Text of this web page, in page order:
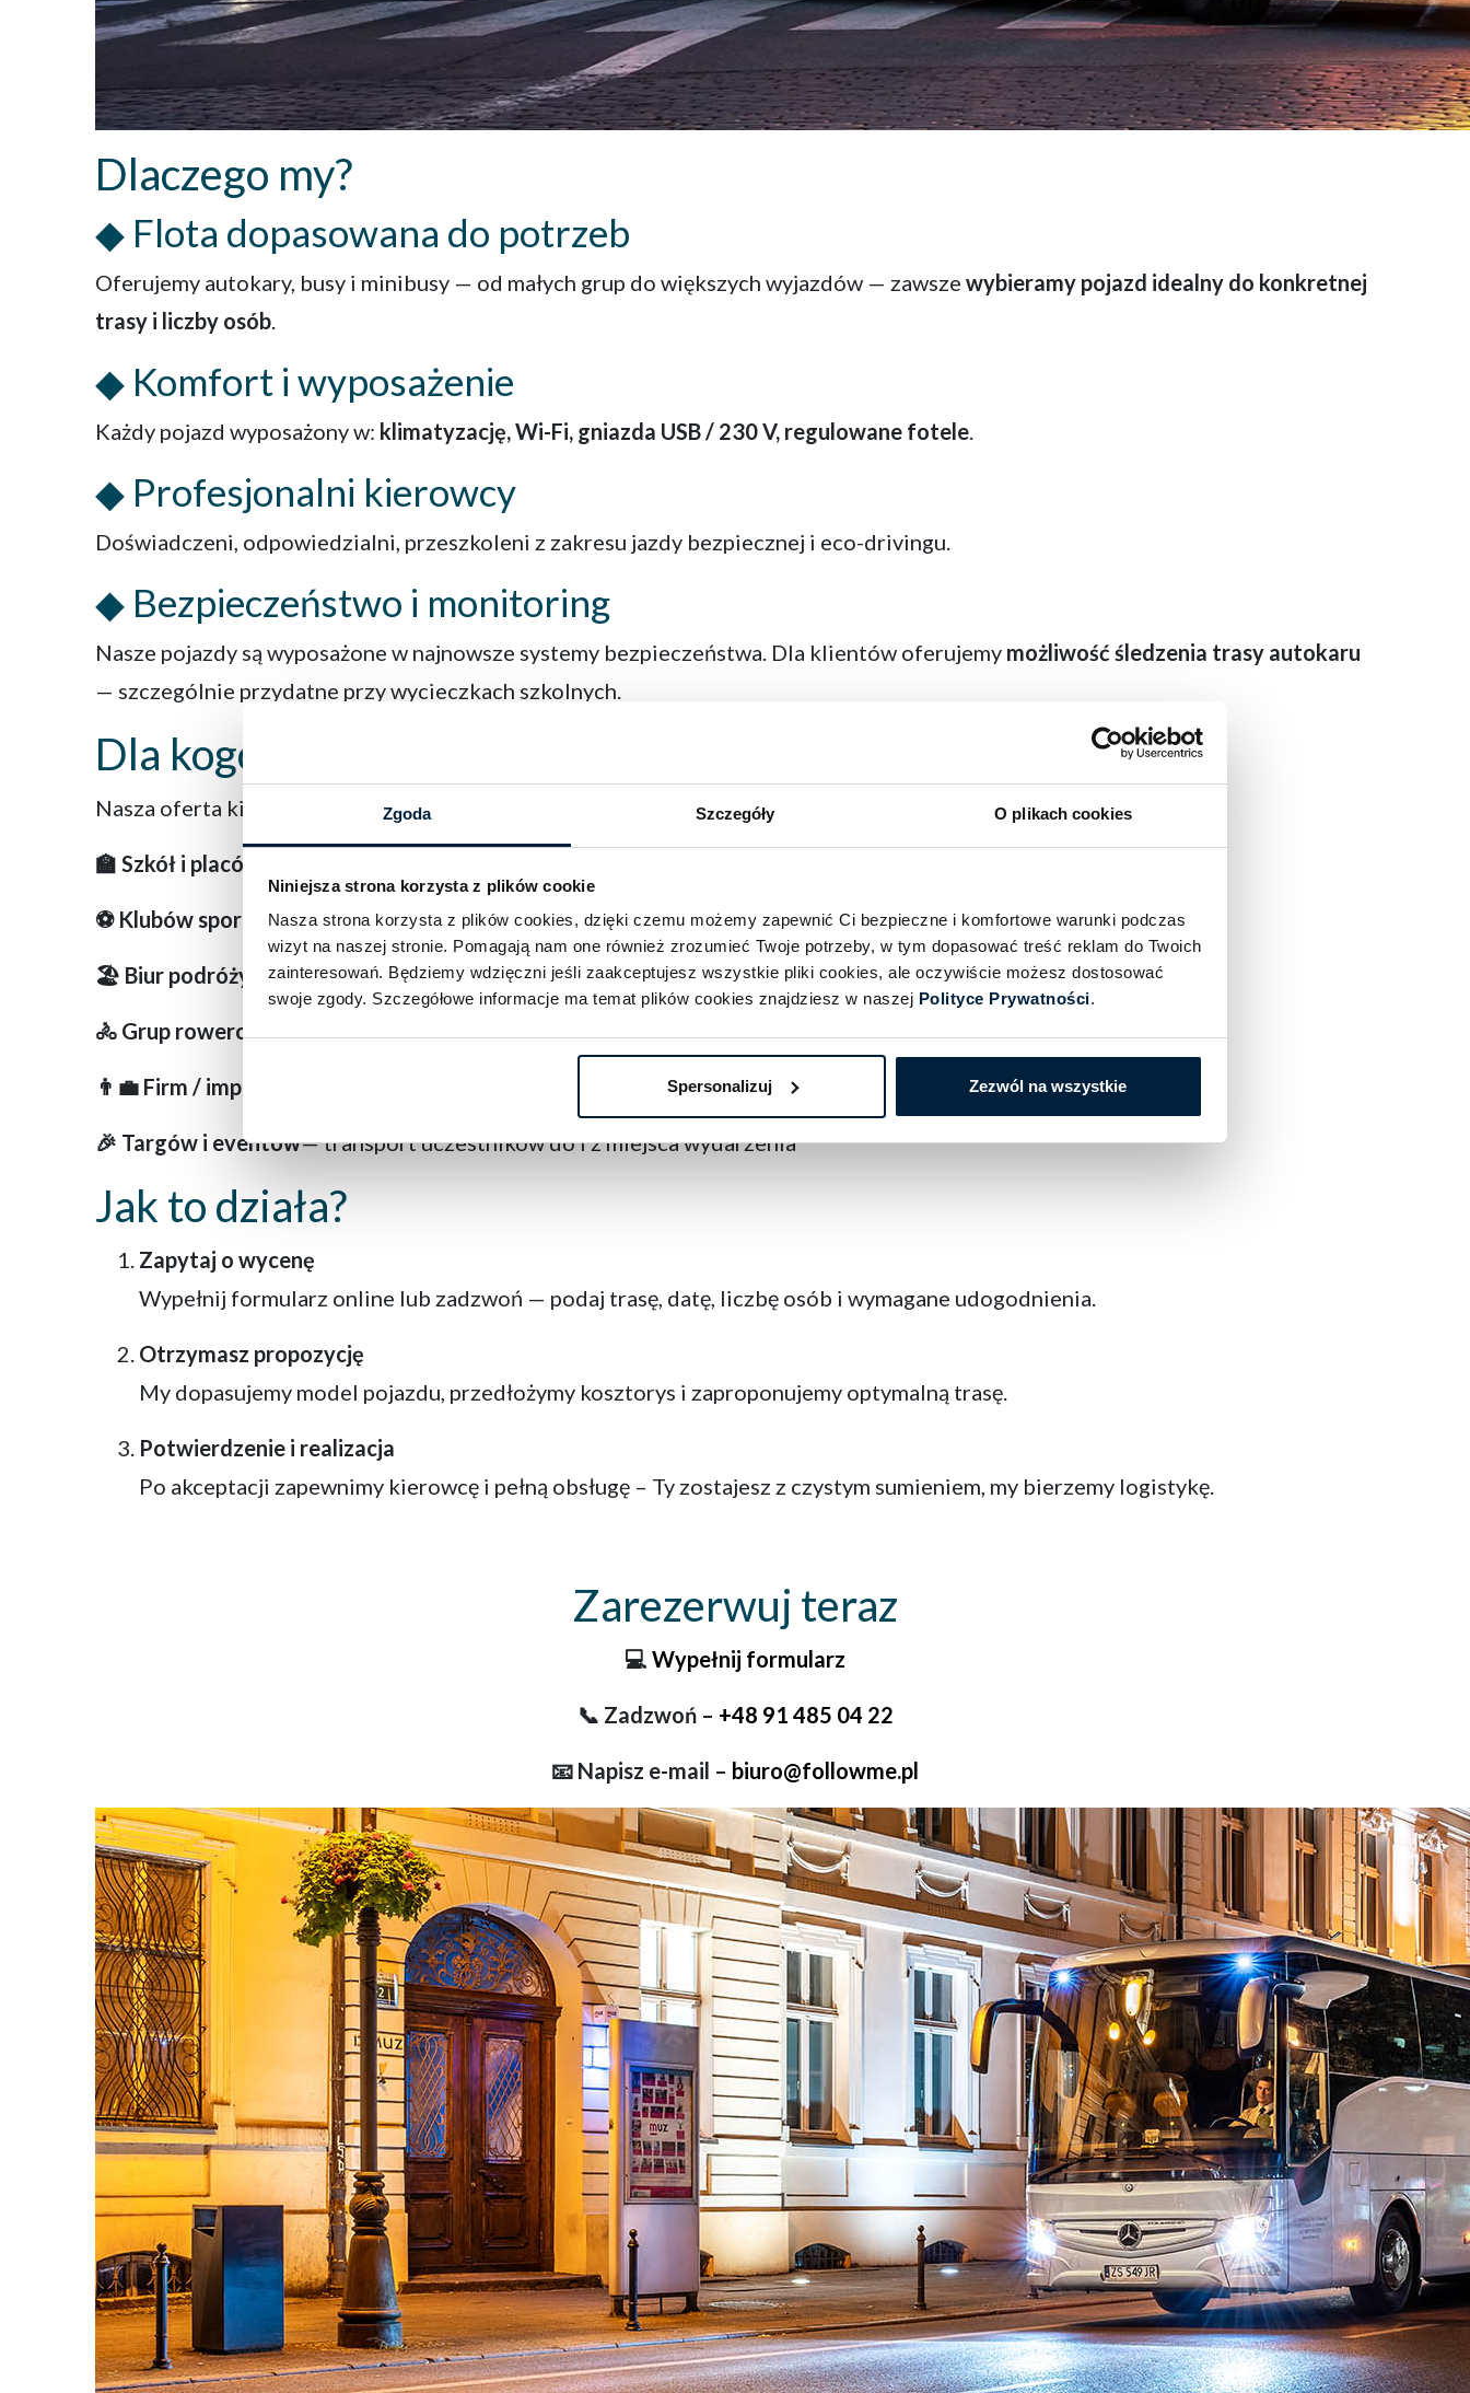
Zgoda Szczegóły O plikach cookies
Niniejsza strona korzysta z plików cookie
Nasza strona korzysta z plików cookies, dzięki czemu możemy zapewnić Ci bezpieczne i komfortowe warunki podczas
wizyt na naszej stronie. Pomagają nam one również zrozumieć Twoje potrzeby, w tym dopasować treść reklam do Twoich
zainteresowań. Będziemy wdzięczni jeśli zaakceptujesz wszystkie pliki cookies, ale oczywiście możesz dostosować
swoje zgody. Szczegółowe informacje ma temat plików cookies znajdziesz w naszej Polityce Prywatności.
Spersonalizuj Zezwól na wszystkie
Dlaczego my?
◆ Flota dopasowana do potrzeb
Oferujemy autokary, busy i minibusy — od małych grup do większych wyjazdów — zawsze wybieramy pojazd idealny do konkretnej
trasy i liczby osób.
◆ Komfort i wyposażenie
Każdy pojazd wyposażony w: klimatyzację, Wi-Fi, gniazda USB / 230 V, regulowane fotele.
◆ Profesjonalni kierowcy
Doświadczeni, odpowiedzialni, przeszkoleni z zakresu jazdy bezpiecznej i eco-drivingu.
◆ Bezpieczeństwo i monitoring
Nasze pojazdy są wyposażone w najnowsze systemy bezpieczeństwa. Dla klientów oferujemy możliwość śledzenia trasy autokaru
— szczególnie przydatne przy wycieczkach szkolnych.
Dla kogo?
Nasza oferta kierowana jest do:
🏫 Szkół i placówek edukacyjnych
⚽ Klubów sportowych— transport na zawody, turnieje
🏖️ Biur podróży — obsługa przewozowa w regionie
🚴 Grup rowerowych / turystycznych— transport z bagażami
👨‍💼 Firm / imprez firmowych — konferencje, integracje, spotkania
🎉 Targów i eventów— transport uczestników do i z miejsca wydarzenia
Jak to działa?
Zapytaj o wycenę
Wypełnij formularz online lub zadzwoń — podaj trasę, datę, liczbę osób i wymagane udogodnienia.
Otrzymasz propozycję
My dopasujemy model pojazdu, przedłożymy kosztorys i zaproponujemy optymalną trasę.
Potwierdzenie i realizacja
Po akceptacji zapewnimy kierowcę i pełną obsługę – Ty zostajesz z czystym sumieniem, my bierzemy logistykę.
Zarezerwuj teraz
💻 Wypełnij formularz
📞 Zadzwoń – +48 91 485 04 22
📧 Napisz e-mail – biuro@followme.pl